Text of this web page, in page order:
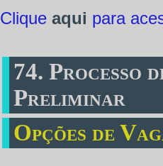
Cliqueaqui para
74. Processo
Preliminar
Opções de